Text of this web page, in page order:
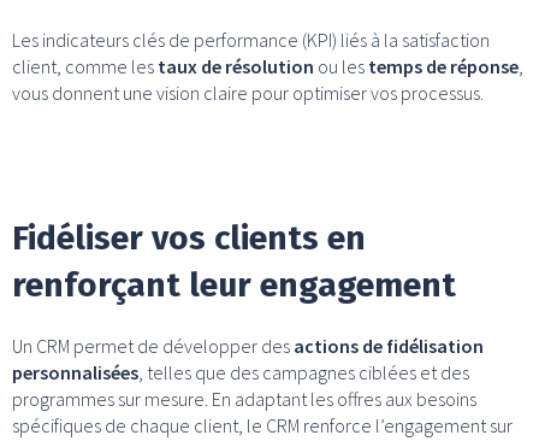
Les indicateurs clés de performance (KPI) liés à la satisfaction
client, comme les taux de résolution ou les temps de réponse
vous donnent une vision claire pour optimiser vos processus.
Fidéliser vos clients en
renforçant leur engagement
Un CRM permet de développer des actions de fidélisation
personnalisées , telles que des campagnes ciblées et des
programmes sur mesure. En adaptant les offres aux besoins
spécifiques de chaque client, le CRM renforce l’engagement sur